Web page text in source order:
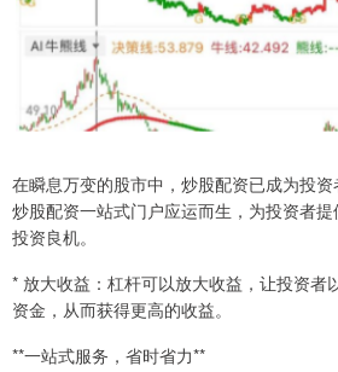
在瞬息万变的股市中，炒股配资已成为投资
炒股配资一站式门户应运而生，为投资者
投资良机。
* 放大收益：杠杆可以放大收益，让投资者
资金，从而获得更高的收益。
**一站式服务，省时省力**